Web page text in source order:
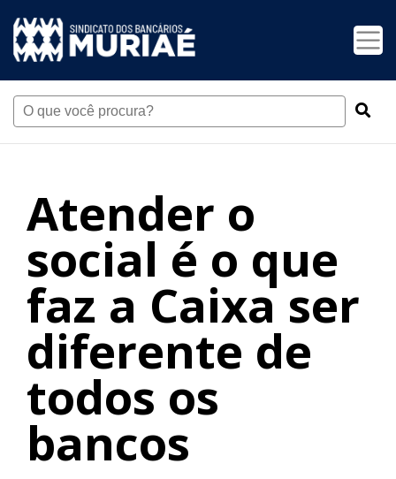
Atender o
social é o que
faz a Caixa ser
diferente de
todos os
bancos